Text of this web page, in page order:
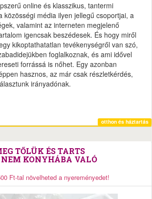
online és klasszikus, tantermi
közösségi média ilyen jellegű csoportjai, a
valamint az interneten megjelenő
igencsak beszédesek. És hogy miről
kikoptathatatlan tevékenységről van szó,
foglalkoznak, és ami idővel
forrássá is nőhet. Egy azonban
hasznos, az már csak részletkérdés,
irányadónak.
otthon és háztartás
TŐLÜK ÉS TARTS
NEM KONYHÁBA VALÓ
Ft-tal növelheted a nyereményedet!